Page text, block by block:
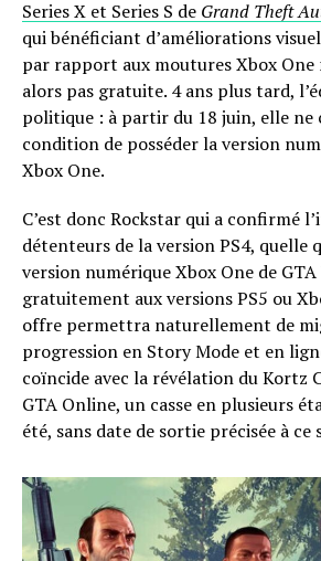
Series X et Series S de Grand Theft
qui bénéficiant d’améliorations
par rapport aux moutures Xbox One
alors pas gratuite. 4 ans plus tard,
politique : à partir du 18 juin, elle ne
condition de posséder la version
Xbox One.
C’est donc Rockstar qui a confirmé
détenteurs de la version PS4, quelle
version numérique Xbox One de
gratuitement aux versions PS5 ou
offre permettra naturellement de
progression en Story Mode et en
coïncide avec la révélation du Kortz
GTA Online, un casse en plusieurs
été, sans date de sortie précisée à ce